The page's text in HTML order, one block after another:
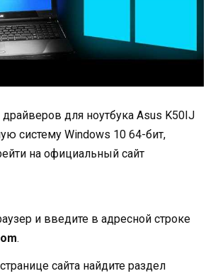
для ноутбука Asus K50IJ
систему Windows 10 64-бит,
на официальный сайт
и введите в адресной строке
.
сайта найдите раздел